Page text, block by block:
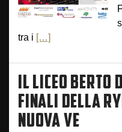
tra i […]
IL LICEO BERTO
FINALI DELLA
NUOVA VE